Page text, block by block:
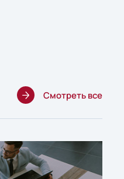
Смотреть все